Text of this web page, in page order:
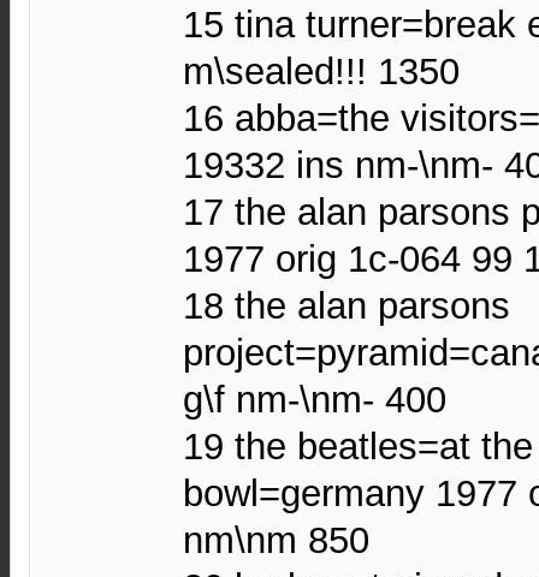
15 tina turner=break
m\sealed!!! 1350
16 abba=the
19332 ins nm-\nm-
17 the alan parsons
1977 orig 1c-064 99
18 the alan parsons
g\f nm-\nm- 400
19 the beatles=at
bowl=germany 1977
nm\nm 850